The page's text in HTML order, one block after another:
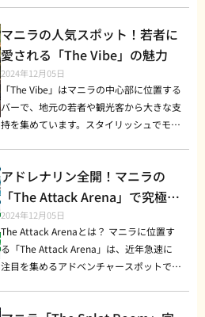
ports Lounge』の営業時間は午後4時から
もゆったり確保されています。特に週末や
スポーツの試合が行われる日は混雑が予想
されるため、早めの来店や事前の問い合わ
せをおすすめします。マニラ市内のアクセ
スしやすいエリアに位置しており、仕事帰
りや観光の合間にも立ち寄りやすい場所で
す。 [営業時間] 16:00-2:00 [価格帯] 150ペ
w.facebook.com/p/311-Sports-Lounge-1
00064830452703/ まとめ 『311 Sports L
ounge』は、スポーツ観戦とビリヤードの
両方が楽しめる、マニラで注目のスポット
です。質の高いビリヤード設備と気軽にプ
レイできる環境が揃っており、初心者から
度と手頃で、クオリティの高いコーヒーを
楽しめるのも魅力です。また、スイーツも
充実しており、フィリピンの伝統的なお菓
子をアレンジしたケーキや、ビーガンオプ
ションなども揃っているため、健康志向の
方にもおすすめです。 おしゃれでリラッ
クスできる空間デザイン 『Yakal Coffee』
のもう一つの魅力は、そのおしゃれな空間
デザインです。店内は、木目調のインテリ
融合したシンプルで温かみのある雰囲気。
大きな窓から差し込む自然光が心地よく、
ゆったりと過ごせるスペースも広く確保さ
れています。 読書や仕事をするための静
かな席も用意されているため、観光やビジ
ネスの合間の休憩にぴったりです。無料W
i-Fiも完備されており、リモートワークや
ンも人気の理由の一つです。 K-Ramyeon
Stationの魅力ポイント K-Ramyeon Stati
onでは、韓国で人気のインスタントラー
メンが並んでおり、定番の「辛ラーメン」
から、最近話題の「ブルダックポックンミ
味にできるため、訪れるたびに違う楽しみ
方ができます。各テーブルには韓国の調味
料も揃っているので、ピリ辛やチーズ増し
など、細かいアレンジも可能です。 店内
にはフォトスポットも設けられており、韓
国のコンビニ風のディスプレイやポップカ
ルチャーを感じさせるデザインがインスタ
映えすると話題です。韓国料理や文化に親
しみのある人にはもちろん、フィリピン国
は、この高品質な抹茶が使用されていま
す。抹茶ラテや抹茶スイーツの味わいも、
日本で味わうものに引けを取りません。
Matchy Matcha Cafeは木目調のインテリ
アと、抹茶の緑を基調にしたデザインが施
されており、リラックスできる雰囲気が漂
だ装飾があり、海外でありながら「和」を
感じられるカフェとして好評です。 友人
とのリラックスタイムや、静かに過ごした
い時にもおすすめです。 人気メニュー紹
介 [抹茶ラテ] 濃厚な抹茶にミルクが合わ
さり、ほんのりとした甘みと抹茶の苦味が
味に調整できるのも魅力です。 [抹茶アイ
スクリーム] 日本から直輸入した抹茶を使
れるスポットです。 フィリピン映画の普
及を目的に設立され、観客と作品の距離を
縮める場として愛される場所で、 友達と
のおしゃべりや一人で映画に浸る時間を楽
しむのにぴったりです。 映画好きにはた
まらない！Cinema '76 Cafeの魅力 Cinem
夫。 店内には映画ポスターやクラシック
な映画アイテムが並び、どこかノスタルジ
ックな映画館を思い起こさせます。さら
に、店内で定期的にフィリピンの独立系映
画が上映されることもあり、映画好きが集
まる憩いの場としても親しまれています。
で、映画デートやおしゃれなコーヒータイ
ムに訪れる人も多く、映画やアートに興味
マニラの人気スポット！若者に
愛される「The Vibe」の魅力
2024年12月05日
「The Vibe」はマニラの中心部に位置する
バーで、地元の若者や観光客から大きな支
持を集めています。スタイリッシュでモダ
スポットとして注目されている場所です。
このバーが特に人気を集めている理由は、
最新の音楽を取り入れたDJイベントや、
おしゃれなドリンクメニュー、トレンディ
なフードメニューが揃っていることにあり
ます。カジュアルでフレンドリーな雰囲気
アドレナリン全開！マニラの
「The Attack Arena」で究極の
サバイバル体験を楽しもう！
2024年12月05日
The Attack Arenaとは？ マニラに位置す
る「The Attack Arena」は、近年急速に
注目を集めるアドベンチャースポットで